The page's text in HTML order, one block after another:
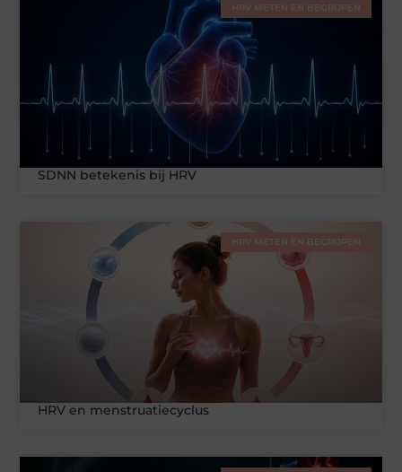
HRV METEN EN BEGRIJPEN
SDNN betekenis bij HRV
HRV METEN EN BEGRIJPEN
HRV en menstruatiecyclus